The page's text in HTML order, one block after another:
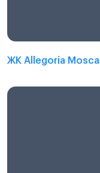
ЖК Allegoria